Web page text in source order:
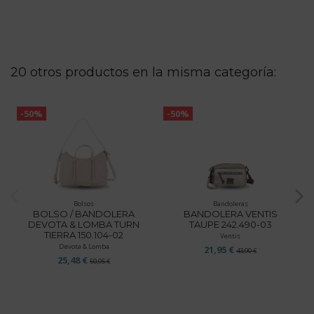
20 otros productos en la misma categoría:
-50%
Bolsos
BOLSO / BANDOLERA
DEVOTA & LOMBA TURN
TIERRA 150.104-02
Devota & Lomba
25,48 € 50,95 €
-50%
Bandoleras
BANDOLERA VENTIS
TAUPE 242.490-03
Ventis
21,95 € 43,90 €